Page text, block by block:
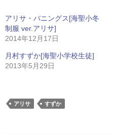
アリサ・バニングス[海聖小冬
制服 ver.アリサ]
2014年12月17日
月村すずか[海聖小学校生徒]
2013年5月29日
アリサ すずか